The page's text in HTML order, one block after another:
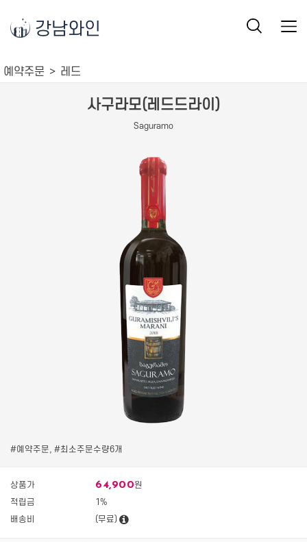
강남와인
예약주문 레드
사구라모(레드드라이)
Saguramo
#예약주문, #최소주문수량6개
상품가 64,900원
적립금
1%
배송비
(무료)